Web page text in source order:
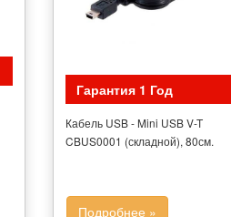
Гарантия 1 Год
Кабель USB - Mini USB V-T
CBUS0001 (складной), 80см.
Подробнее »